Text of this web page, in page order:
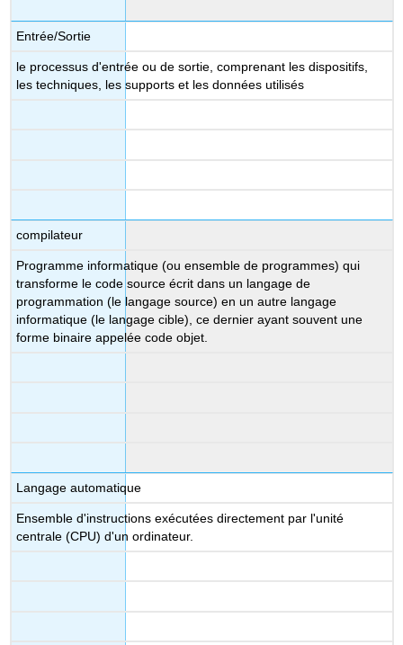
Entrée/Sortie
le processus d'entrée ou de sortie, comprenant les dispositifs,
les techniques, les supports et les données utilisés
compilateur
Programme informatique (ou ensemble de programmes) qui
transforme le code source écrit dans un langage de
programmation (le langage source) en un autre langage
informatique (le langage cible), ce dernier ayant souvent une
forme binaire appelée code objet.
Langage automatique
Ensemble d'instructions exécutées directement par l'unité
centrale (CPU) d'un ordinateur.